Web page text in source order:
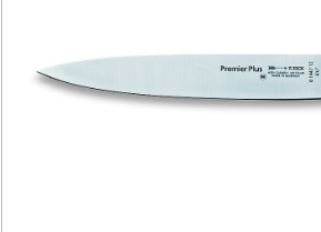
Nože na chleba 27